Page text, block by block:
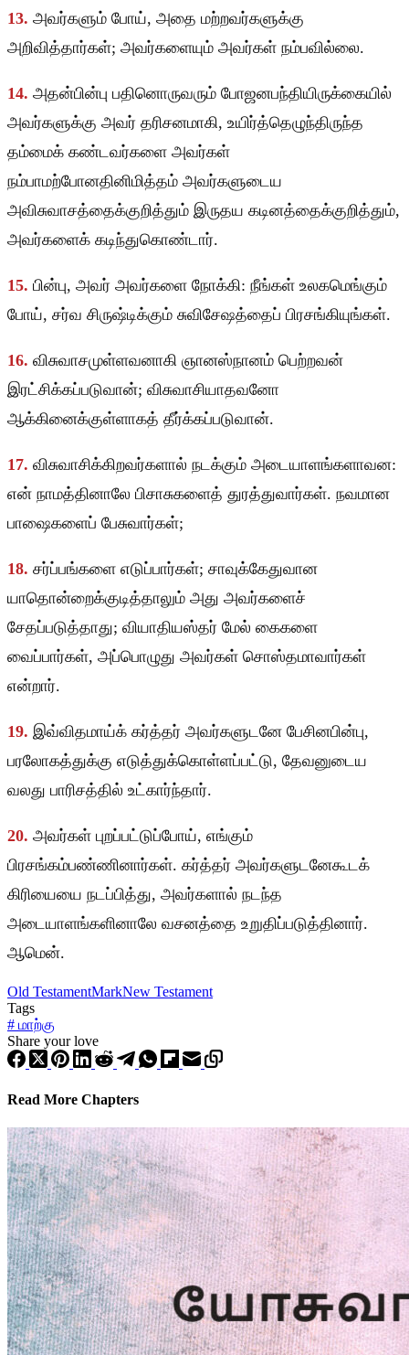
13. அவர்களும் போய், அதை மற்றவர்களுக்கு
அறிவித்தார்கள்; அவர்களையும் அவர்கள் நம்பவில்லை.
14. அதன்பின்பு பதினொருவரும் போஜனபந்தியிருக்கையில்
அவர்களுக்கு அவர் தரிசனமாகி, உயிர்த்தெழுந்திருந்த
தம்மைக் கண்டவர்களை அவர்கள்
நம்பாமற்போனதினிமித்தம் அவர்களுடைய
அவிசுவாசத்தைக்குறித்தும் இருதய கடினத்தைக்குறித்தும்,
அவர்களைக் கடிந்துகொண்டார்.
15. பின்பு, அவர் அவர்களை நோக்கி: நீங்கள் உலகமெங்கும்
போய், சர்வ சிருஷ்டிக்கும் சுவிசேஷத்தைப் பிரசங்கியுங்கள்.
16. விசுவாசமுள்ளவனாகி ஞானஸ்நானம் பெற்றவன்
இரட்சிக்கப்படுவான்; விசுவாசியாதவனோ
ஆக்கினைக்குள்ளாகத் தீர்க்கப்படுவான்.
17. விசுவாசிக்கிறவர்களால் நடக்கும் அடையாளங்களாவன:
என் நாமத்தினாலே பிசாசுகளைத் துரத்துவார்கள். நவமான
பாஷைகளைப் பேசுவார்கள்;
18. சர்ப்பங்களை எடுப்பார்கள்; சாவுக்கேதுவான
யாதொன்றைக்குடித்தாலும் அது அவர்களைச்
சேதப்படுத்தாது; வியாதியஸ்தர் மேல் கைகளை
வைப்பார்கள், அப்பொழுது அவர்கள் சொஸ்தமாவார்கள்
என்றார்.
19. இவ்விதமாய்க் கர்த்தர் அவர்களுடனே பேசினபின்பு,
பரலோகத்துக்கு எடுத்துக்கொள்ளப்பட்டு, தேவனுடைய
வலது பாரிசத்தில் உட்கார்ந்தார்.
20. அவர்கள் புறப்பட்டுப்போய், எங்கும்
பிரசங்கம்பண்ணினார்கள். கர்த்தர் அவர்களுடனேகூடக்
கிரியையை நடப்பித்து, அவர்களால் நடந்த
அடையாளங்களினாலே வசனத்தை உறுதிப்படுத்தினார்.
ஆமென்.
Old TestamentMarkNew Testament
Tags
# மாற்கு
Share your love
Read More Chapters